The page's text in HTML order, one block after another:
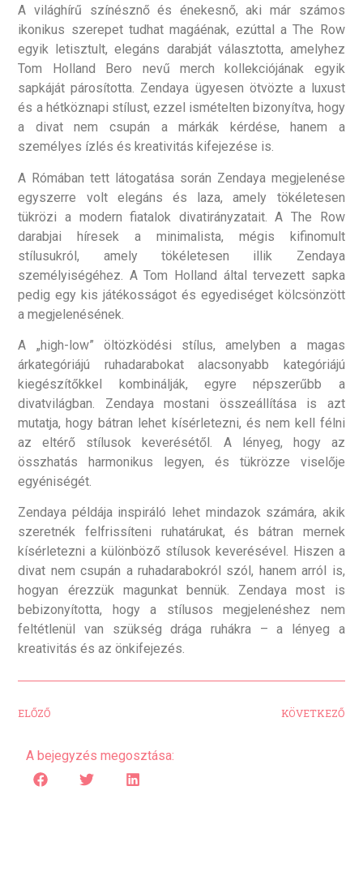
A világhírű színésznő és énekesnő, aki már számos
ikonikus szerepet tudhat magáénak, ezúttal a The Row
egyik letisztult, elegáns darabját választotta, amelyhez
Tom Holland Bero nevű merch kollekciójának egyik
sapkáját párosította. Zendaya ügyesen ötvözte a luxust
és a hétköznapi stílust, ezzel ismételten bizonyítva, hogy
a divat nem csupán a márkák kérdése, hanem a
személyes ízlés és kreativitás kifejezése is.
A Rómában tett látogatása során Zendaya megjelenése
egyszerre volt elegáns és laza, amely tökéletesen
tükrözi a modern fiatalok divatirányzatait. A The Row
darabjai híresek a minimalista, mégis kifinomult
stílusukról, amely tökéletesen illik Zendaya
személyiségéhez. A Tom Holland által tervezett sapka
pedig egy kis játékosságot és egyediséget kölcsönzött
a megjelenésének.
A „high-low” öltözködési stílus, amelyben a magas
árkategóriájú ruhadarabokat alacsonyabb kategóriájú
kiegészítőkkel kombinálják, egyre népszerűbb a
divatvilágban. Zendaya mostani összeállítása is azt
mutatja, hogy bátran lehet kísérletezni, és nem kell félni
az eltérő stílusok keverésétől. A lényeg, hogy az
összhatás harmonikus legyen, és tükrözze viselője
egyéniségét.
Zendaya példája inspiráló lehet mindazok számára, akik
szeretnék felfrissíteni ruhatárukat, és bátran mernek
kísérletezni a különböző stílusok keverésével. Hiszen a
divat nem csupán a ruhadarabokról szól, hanem arról is,
hogyan érezzük magunkat bennük. Zendaya most is
bebizonyította, hogy a stílusos megjelenéshez nem
feltétlenül van szükség drága ruhákra – a lényeg a
kreativitás és az önkifejezés.
ELŐZŐ KÖVETKEZŐ
A bejegyzés megosztása: